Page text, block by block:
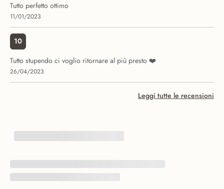
Tutto perfetto ottimo
11/01/2023
10
Tutto stupendo ci voglio ritornare al più presto ❤️
26/04/2023
Leggi tutte le recensioni